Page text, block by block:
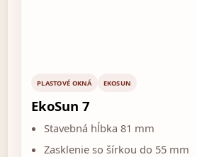
PLASTOVÉ OKNÁ EKOSUN
EkoSun 7
Stavebná hĺbka 81 mm
Zasklenie so šírkou do 55 mm